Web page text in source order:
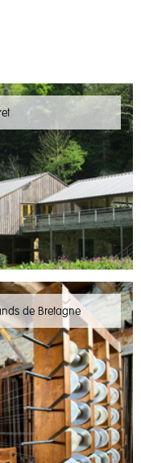
de Bretagne